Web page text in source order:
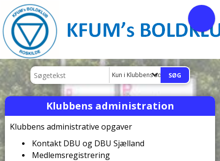
Kun i Klubbens administration
Klubbens administration
Klubbens administrative opgaver
Kontakt DBU og DBU Sjælland
Medlemsregistrering